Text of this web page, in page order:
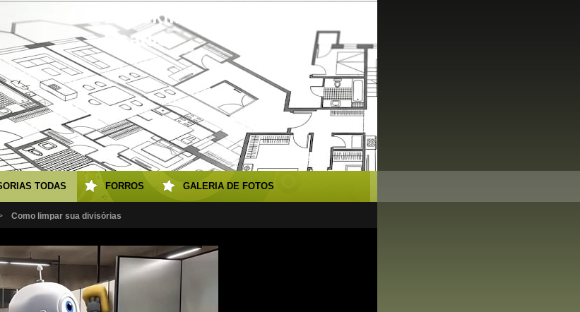
Diviskill Eucatex Novas e
Usadas
Como limpar sua divisórias
TODAS FORROS GALERIA DE FOTOS